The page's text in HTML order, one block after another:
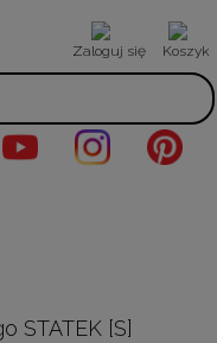
Zaloguj się Koszyk
STATEK [S]